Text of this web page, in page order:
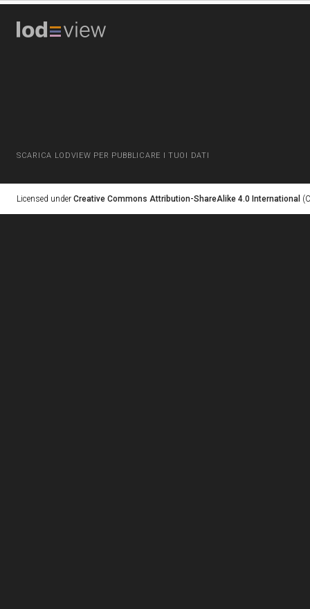
SCARICA LODVIEW PER PUBBLICARE I TUOI DATI
Licensed under Creative Commons Attribution-ShareAlike 4.0 International